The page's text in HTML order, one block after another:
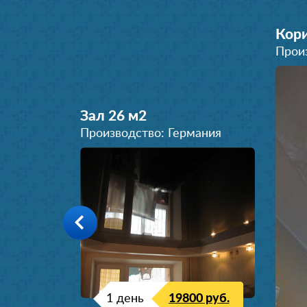
Зал 26 м2
Производство: Германия
1 день 19800 руб.